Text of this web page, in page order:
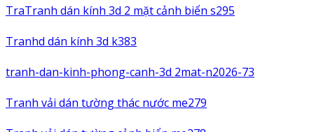
TraTranh dán kính 3d 2 mặt cảnh biển s295
Tranhd dán kính 3d k383
tranh-dan-kinh-phong-canh-3d 2mat-n2026-73
Tranh vải dán tường thác nước me279